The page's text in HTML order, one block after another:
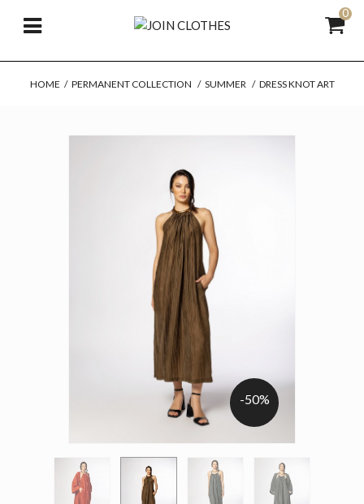
0
HOME / PERMANENT COLLECTION / SUMMER / DRESS KNOT ART
-50%